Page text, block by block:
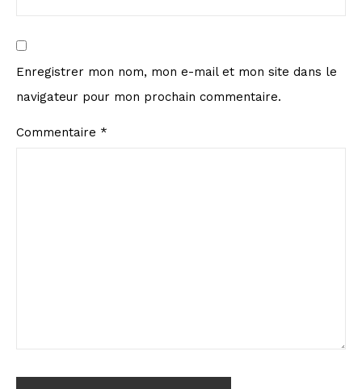
Enregistrer mon nom, mon e-mail et mon site dans le
navigateur pour mon prochain commentaire.
Commentaire *